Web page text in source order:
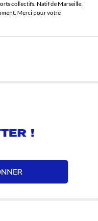
collectifs. Natif de Marseille,
Merci pour votre